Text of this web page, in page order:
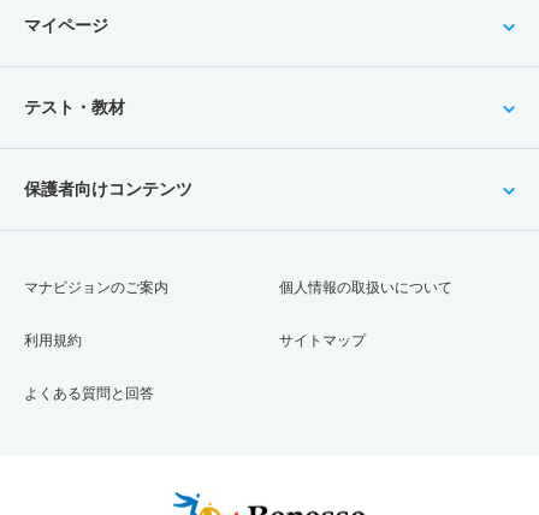
マイページ
テスト・教材
保護者向けコンテンツ
マナビジョンのご案内
利用規約
よくある質問と回答
個人情報の取扱いについて
サイトマップ